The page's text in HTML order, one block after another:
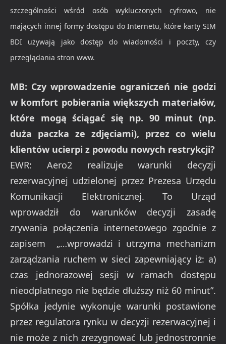
szczególności wśród osób wykluczonych cyfrowo, nie
mających innej formy dostępu do Internetu, które karty SIM
BDI używają jako dostęp do wiadomości i poczty, czy
przeglądania stron www.
MB: Czy wprowadzenie ograniczeń nie godzi
w komfort pobierania większych materiałów,
które mogą ściągać się np. 90 minut (np.
duża paczka ze zdjęciami), przez co wielu
klientów ucierpi z powodu nowych restrykcji?
EWR: Aero2 realizuje warunki decyzji
rezerwacyjnej udzielonej przez Prezesa Urzędu
Komunikacji Elektronicznej. To Urząd
wprowadził do warunków decyzji zasadę
zrywania połączenia internetowego zgodnie z
zapisem „…wprowadzi i utrzyma mechanizm
zarządzania ruchem w sieci zapewniający iż: a)
czas jednorazowej sesji w ramach dostępu
nieodpłatnego nie będzie dłuższy niż 60 minut”.
Spółka jedynie wykonuje warunki postawione
przez regulatora rynku w decyzji rezerwacyjnej i
nie może z nich zrezygnować lub jednostronnie